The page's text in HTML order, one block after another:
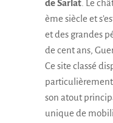
de Sarlat . Le
ème siècle et
et des grandes
de cent ans,
Ce site classé
son atout
unique de